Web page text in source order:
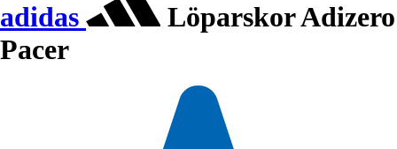
adidas
Löparskor Adizero
Pacer